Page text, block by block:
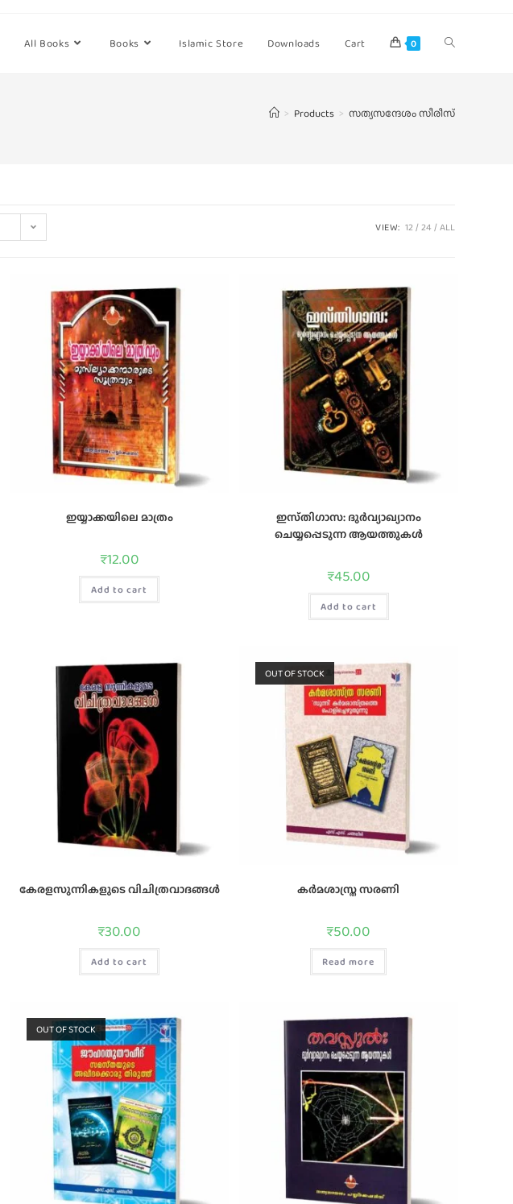
All Books Books Islamic Store Downloads Cart 0
> Products > സത്യസന്ദേശം സീരീസ്
VIEW: 12 24 ALL
ഇയ്യാക്കയിലെ മാത്രം
₹12.00
Add to cart
ഇസ്‌തിഗാസ: ദുര്‍വ്യാഖ്യാനം
ചെയ്യപ്പെടുന്ന ആയത്തുകള്‍
₹45.00
Add to cart
കേരളസുന്നികളുടെ വിചിത്രവാദങ്ങള്‍
₹30.00
Add to cart
OUT OF STOCK
കർമശാസ്ത്ര സരണി
₹50.00
Read more
OUT OF STOCK